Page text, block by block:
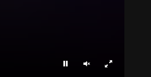
PararLigar somEcrã inteiro